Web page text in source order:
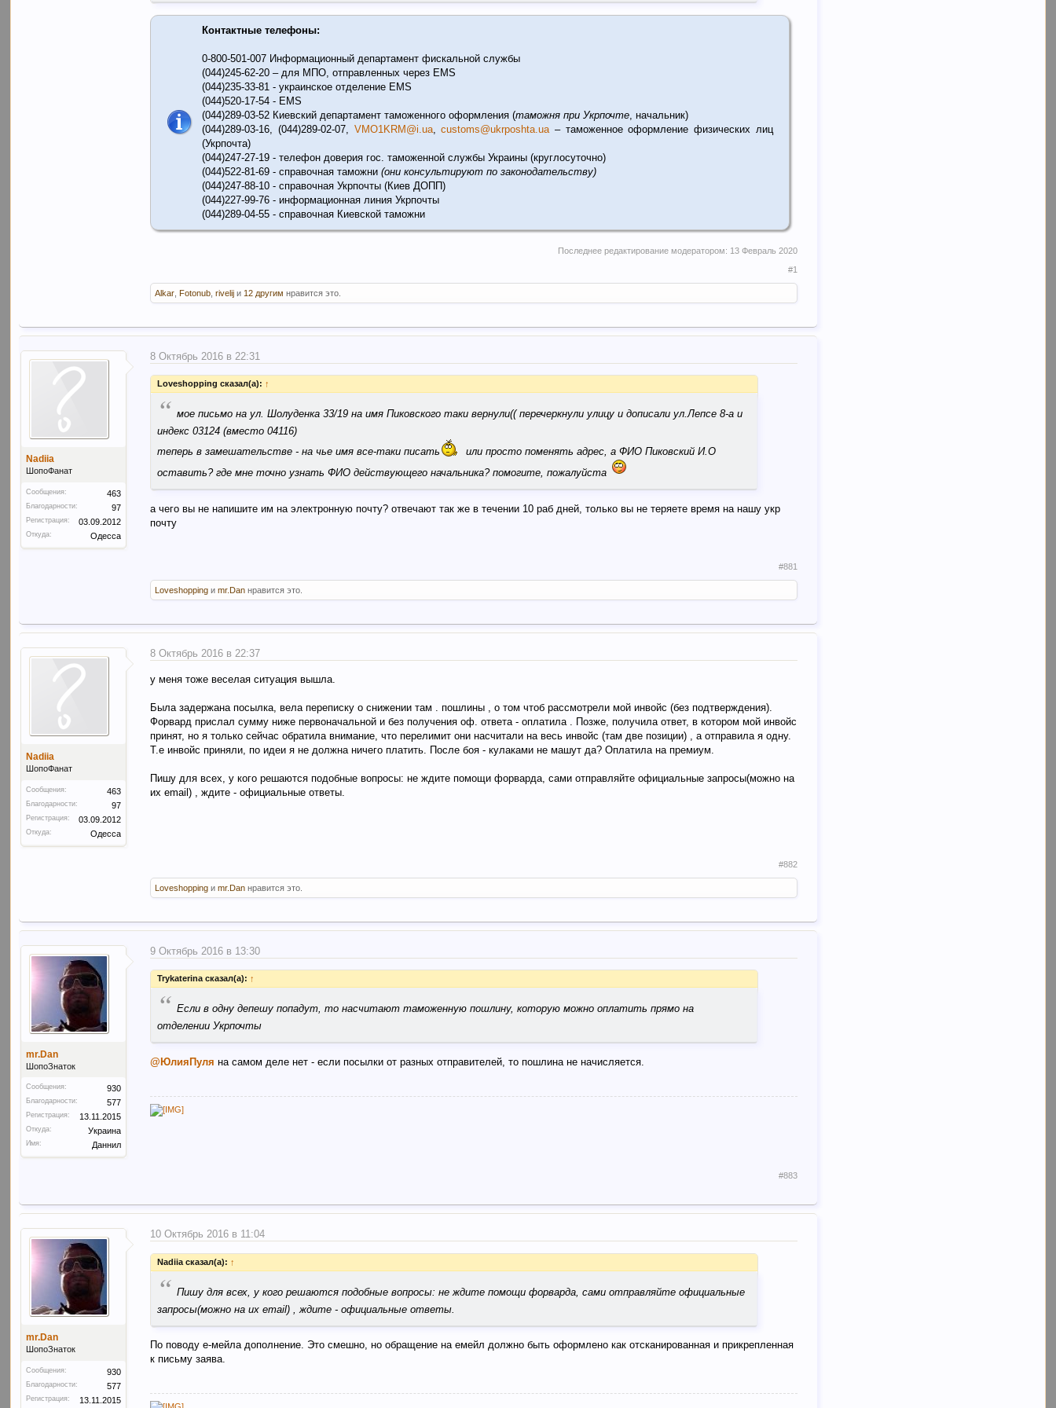
Контактные телефоны:
0-800-501-007 Информационный департамент фискальной службы
(044)245-62-20 – для МПО, отправленных через EMS
(044)235-33-81 - украинское отделение EMS
(044)520-17-54 - EMS
(044)289-03-52 Киевский департамент таможенного оформления (таможня при Укрпочте , начальник)
(044)289-03-16, (044)289-02-07, VMO1KRM@i.ua,customs@ukrposhta.ua – таможенное оформление физических лиц
(Укрпочта)
(044)247-27-19 - телефон доверия гос. таможенной службы Украины (круглосуточно)
(044)522-81-69 - справочная таможни(они консультируют по законодательству)
(044)247-88-10 - справочная Укрпочты (Киев ДОПП)
(044)227-99-76 - информационная линия Укрпочты
(044)289-04-55 - справочная Киевской таможни
Последнее редактирование модератором: 13 Февраль 2020
#1
Alkar ,Fotonub ,rivelij и 12 другим нравится это.
Nadiia
ШопоФанат
Сообщения: 463
Благодарности: 97
Регистрация: 03.09.2012
Откуда: Одесса
8 Октябрь 2016 в 22:31
Loveshopping сказал(а): ↑
“ мое письмо на ул. Шолуденка 33/19 на имя Пиковского таки вернули(( перечеркнули улицу и дописали ул.Лепсе 8-а и
индекс 03124 (вместо 04116)
теперь в замешательстве - на чье имя все-таки писать
или просто поменять адрес, а ФИО Пиковский И.О
оставить? где мне точно узнать ФИО действующего начальника? помогите, пожалуйста
а чего вы не напишите им на электронную почту? отвечают так же в течении 10 раб дней, только вы не теряете время на нашу укр
почту
#881
Loveshopping иmr.Dan нравится это.
Nadiia
ШопоФанат
Сообщения: 463
Благодарности: 97
Регистрация: 03.09.2012
Откуда: Одесса
8 Октябрь 2016 в 22:37
у меня тоже веселая ситуация вышла.
Была задержана посылка, вела переписку о снижении там . пошлины , о том чтоб рассмотрели мой инвойс (без подтверждения).
Форвард прислал сумму ниже первоначальной и без получения оф. ответа - оплатила . Позже, получила ответ, в котором мой инвойс
принят, но я только сейчас обратила внимание, что перелимит они насчитали на весь инвойс (там две позиции) , а отправила я одну.
Т.е инвойс приняли, по идеи я не должна ничего платить. После боя - кулаками не машут да? Оплатила на премиум.
Пишу для всех, у кого решаются подобные вопросы: не ждите помощи форварда, сами отправляйте официальные запросы(можно на
их email) , ждите - официальные ответы.
#882
Loveshopping иmr.Dan нравится это.
mr.Dan
ШопоЗнаток
Сообщения: 930
Благодарности: 577
Регистрация: 13.11.2015
Откуда: Украина
Имя: Даннил
9 Октябрь 2016 в 13:30
Trykaterina сказал(а): ↑
“ Если в одну депешу попадут, то насчитают таможенную пошлину, которую можно оплатить прямо на
отделении Укрпочты
@ЮлияПуля на самом деле нет - если посылки от разных отправителей, то пошлина не начисляется.
#883
mr.Dan
ШопоЗнаток
Сообщения: 930
Благодарности: 577
Регистрация: 13.11.2015
10 Октябрь 2016 в 11:04
Nadiia сказал(а): ↑
“ Пишу для всех, у кого решаются подобные вопросы: не ждите помощи форварда, сами отправляйте официальные
запросы(можно на их email) , ждите - официальные ответы.
По поводу е-мейла дополнение. Это смешно, но обращение на емейл должно быть оформлено как отсканированная и прикрепленная
к письму заява.